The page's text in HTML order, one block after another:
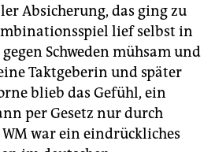
Absicherung, das ging zu
lief selbst in
Schweden mühsam und
Taktgeberin und später
blieb das Gefühl, ein
per Gesetz nur durch
war ein eindrückliches